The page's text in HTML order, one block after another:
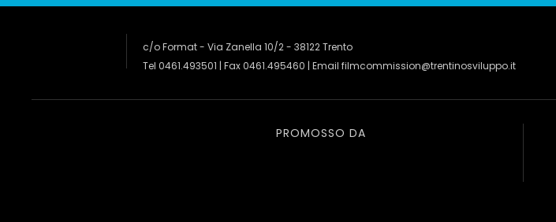
c/o Format - Via Zanella 10/2 - 38122 Trento
Tel 0461.493501 | Fax 0461.495460 | Email filmcommission@trentinosviluppo.it
PROMOSSO DA